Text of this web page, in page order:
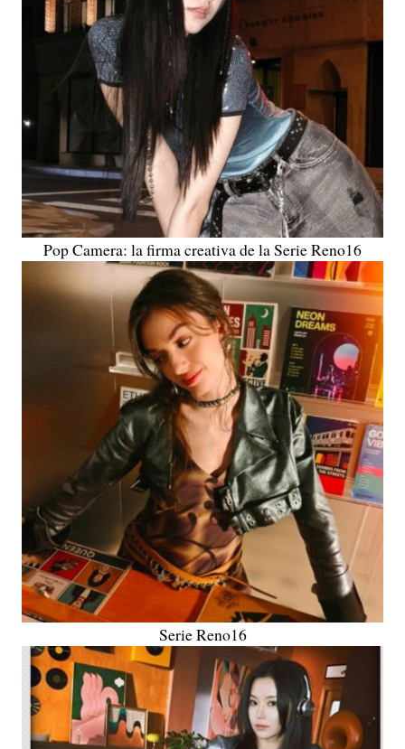
Pop Camera: la firma creativa de la Serie Reno16
Serie Reno16